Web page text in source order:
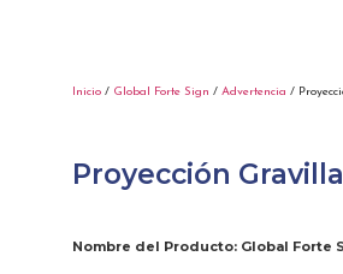
Inicio / Global Forte Sign / Advertencia /
Proyección Gravilla
Nombre del Producto: Global Forte